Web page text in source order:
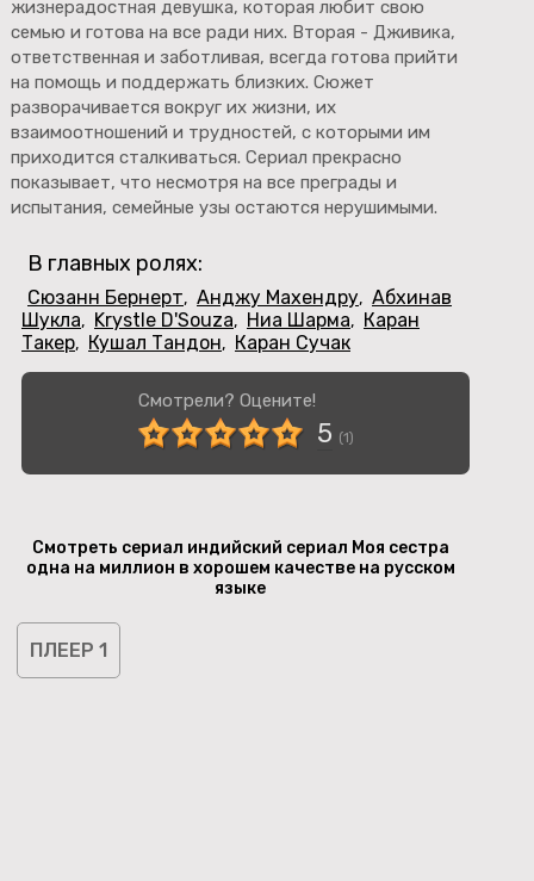
жизнерадостная девушка, которая любит свою
семью и готова на все ради них. Вторая - Дживика,
ответственная и заботливая, всегда готова прийти
на помощь и поддержать близких. Сюжет
разворачивается вокруг их жизни, их
взаимоотношений и трудностей, с которыми им
приходится сталкиваться. Сериал прекрасно
показывает, что несмотря на все преграды и
испытания, семейные узы остаются нерушимыми.
В главных ролях:
Сюзанн Бернерт, Анджу Махендру, Абхинав
Шукла, Krystle D'Souza, Ниа Шарма, Каран
Такер, Кушал Тандон, Каран Сучак
Смотрели? Оцените!
5 (1)
Смотреть сериал индийский сериал Моя сестра
одна на миллион в хорошем качестве на русском
языке
ПЛЕЕР 1